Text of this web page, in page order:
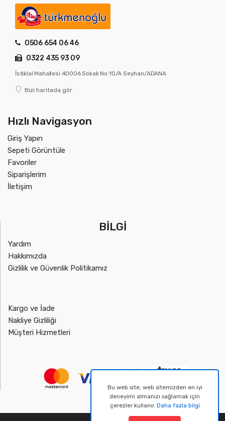
0506 654 06 46
0322 435 93 09
İstiklal Mahallesi 40006 Sokak No:10/A Seyhan/ADANA
Bizi haritada gör
Hızlı Navigasyon
Giriş Yapın
Sepeti Görüntüle
Favoriler
Siparişlerim
İletişim
BİLGİ
Yardım
Hakkımızda
Gizlilik ve Güvenlik Politikamız
Kargo ve İade
Nakliye Gizliliği
Müşteri Hizmetleri
Bu web site, web sitemizden en iyi
deneyimi almanızı sağlamak için
çerezler kullanır. Daha fazla bilgi